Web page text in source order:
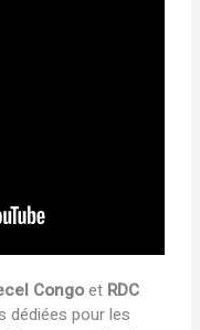
Congoet RDC
dédiées pour les